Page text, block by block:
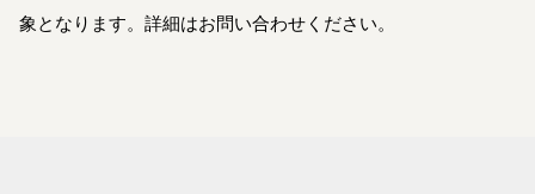
象となります。詳細はお問い合わせください。